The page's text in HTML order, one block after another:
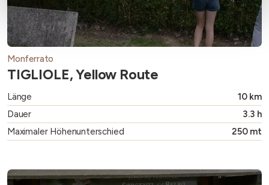
Monferrato
TIGLIOLE, Yellow Route
Länge
10 km
Dauer
3.3 h
Maximaler Höhenunterschied
250 mt